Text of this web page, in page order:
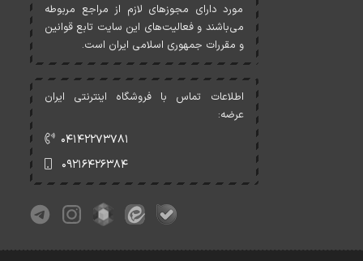
مورد دارای مجوزهای لازم از مراجع مربوطه
می‌باشند و فعاليت‌های اين سايت تابع قوانين
و مقررات جمهوری اسلامی ايران است.
اطلاعات تماس با فروشگاه اینترنتی ایران
عرضه:
۰۴۱۴۲۲۷۳۷۸۱
۰۹۲۱۶۴۲۶۳۸۴